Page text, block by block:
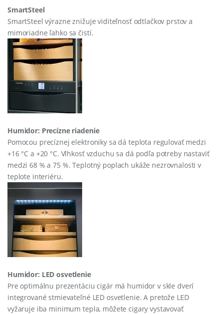
SmartSteel
SmartSteel výrazne znižuje viditeľnosť odtlačkov prstov a
mimoriadne ľahko sa čistí.
Humidor: Precízne riadenie
Pomocou precíznej elektroniky sa dá teplota regulovať medzi
+16 °C a +20 °C. Vlhkosť vzduchu sa dá podľa potreby nastaviť
medzi 68 % a 75 %. Teplotný poplach ukáže nezrovnalosti v
teplote interiéru.
Humidor: LED osvetlenie
Pre optimálnu prezentáciu cigár má humidor v skle dverí
integrované stmievateľné LED osvetlenie. A pretože LED
vyžaruje iba minimum tepla, môžete cigary vystavovať